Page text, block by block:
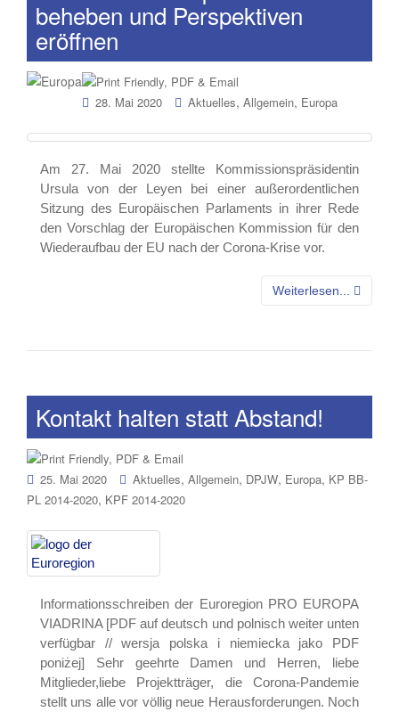
beheben und Perspektiven
eröffnen
28. Mai 2020 Aktuelles, Allgemein, Europa
Am 27. Mai 2020 stellte Kommissionspräsidentin
Ursula von der Leyen bei einer außerordentlichen
Sitzung des Europäischen Parlaments in ihrer Rede
den Vorschlag der Europäischen Kommission für den
Wiederaufbau der EU nach der Corona-Krise vor.
Weiterlesen...
Kontakt halten statt Abstand!
25. Mai 2020 Aktuelles, Allgemein, DPJW, Europa, KP BB-
PL 2014-2020, KPF 2014-2020
Informationsschreiben der Euroregion PRO EUROPA
VIADRINA [PDF auf deutsch und polnisch weiter unten
verfügbar // wersja polska i niemiecka jako PDF
poniżej] Sehr geehrte Damen und Herren, liebe
Mitglieder,liebe Projektträger, die Corona-Pandemie
stellt uns alle vor völlig neue Herausforderungen. Noch